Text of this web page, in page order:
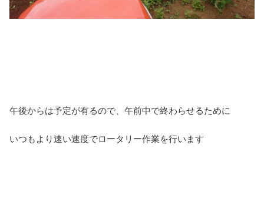
午後からは予定が有るので、午前中で終わらせるために
いつもより速い速度でロータリー作業を行います